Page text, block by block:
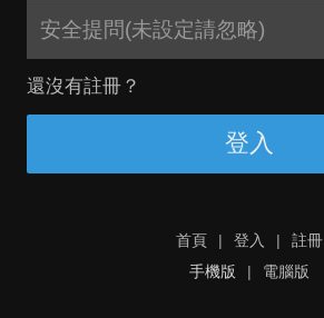
安全提問(未設定請忽略)
還沒有註冊？
登入
首頁 | 登入 |
註冊
手機版
| 電腦版